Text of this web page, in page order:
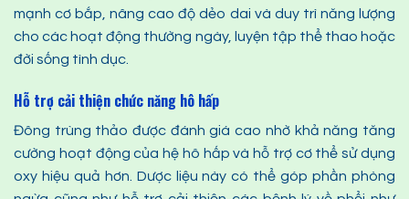
mạnh cơ bắp, nâng cao độ dẻo dai và duy trì năng lượng
cho các hoạt động thường ngày, luyện tập thể thao hoặc
đời sống tình dục.
Hỗ trợ cải thiện chức năng hô hấp
Đông trùng thảo được đánh giá cao nhờ khả năng tăng
cường hoạt động của hệ hô hấp và hỗ trợ cơ thể sử dụng
oxy hiệu quả hơn. Dược liệu này có thể góp phần phòng